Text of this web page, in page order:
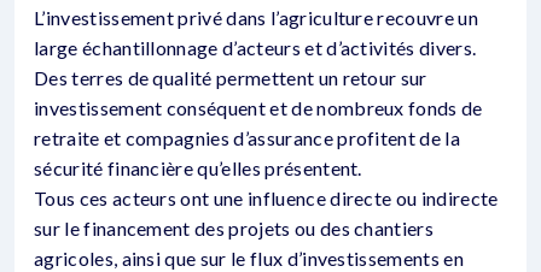
L’investissement privé dans l’agriculture recouvre un
large échantillonnage d’acteurs et d’activités divers.
Des terres de qualité permettent un retour sur
investissement conséquent et de nombreux fonds de
retraite et compagnies d’assurance profitent de la
sécurité financière qu’elles présentent.
Tous ces acteurs ont une influence directe ou indirecte
sur le financement des projets ou des chantiers
agricoles, ainsi que sur le flux d’investissements en